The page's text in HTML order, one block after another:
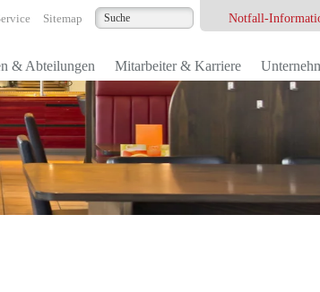
Sitemap Notfall-
& Abteilungen Mitarbeiter & Karriere